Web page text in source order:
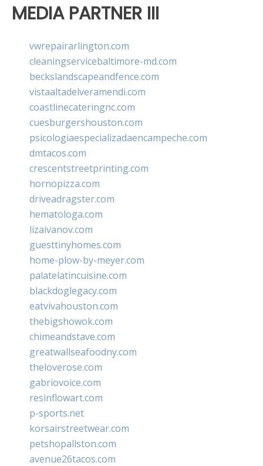
MEDIA PARTNER III
vwrepairarlington.com
cleaningservicebaltimore-md.com
beckslandscapeandfence.com
vistaaltadelveramendi.com
coastlinecateringnc.com
cuesburgershouston.com
psicologiaespecializadaencampeche.com
dmtacos.com
crescentstreetprinting.com
hornopizza.com
driveadragster.com
hematologa.com
lizaivanov.com
guesttinyhomes.com
home-plow-by-meyer.com
palatelatincuisine.com
blackdoglegacy.com
eatvivahouston.com
thebigshowok.com
chimeandstave.com
greatwallseafoodny.com
theloverose.com
gabriovoice.com
resinflowart.com
p-sports.net
korsairstreetwear.com
petshopallston.com
avenue26tacos.com